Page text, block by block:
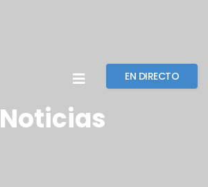
EN DIRECTO
Noticias